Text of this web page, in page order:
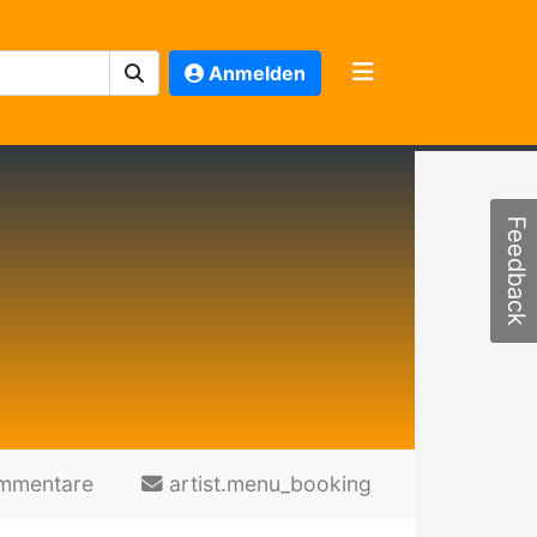
Anmelden
artist.menu_booking
Feedback